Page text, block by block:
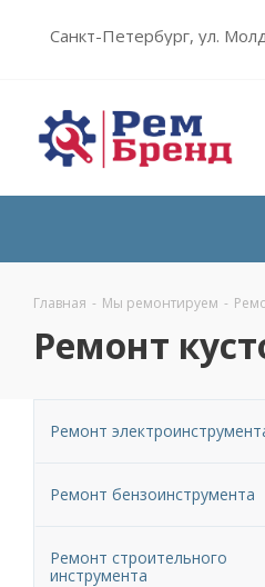
Санкт-Петербург, ул.
Главная - Мы ремонтируем -
Ремонт
Ремонт
Ремонт бензоинструмента
Ремонт строительного
инструмента